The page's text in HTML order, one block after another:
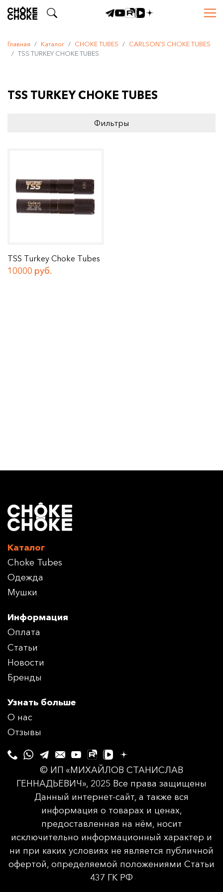
Главная Каталог CHOKE TUBES
CARLSON'S CHOKE TUBES
TSS TURKEY CHOKE TUBES
TSS TURKEY CHOKE TUBES
Фильтры
TSS Turkey Choke Tubes
10000 руб.
Каталог
Choke Tubes
Одежда
Мушки
Информация
Оплата
Статьи
Новости
Бренды
Узнать больше
О нас
Отзывы
© ИП «МИХАЙЛОВ СТАНИСЛАВ
ГЕННАДЬЕВИЧ», 2025 Все права защищены
Данный интернет-сайт, а также вся
информация о товарах и ценах,
предоставленная на нём, носит
исключительно информационный характер и
ни при каких условиях не является публичной
офертой, определяемой положениями Статьи
437 ГК РФ